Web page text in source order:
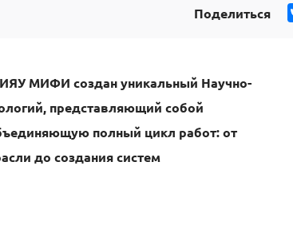
Поделиться
МИФИ создан уникальный Научно-
, представляющий собой
полный цикл работ: от
до создания систем